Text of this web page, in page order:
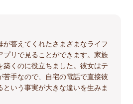
が答えてくれたさまざまなライフ
プリで見ることができます。家族
築くのに役立ちました。彼女はテ
苦手なので、自宅の電話で直接彼
いう事実が大きな違いを生みま